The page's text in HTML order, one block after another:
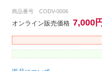
商品番号 CODV-0006
オンライン販売価格 7,000